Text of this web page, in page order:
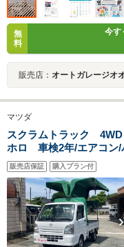
無
料
今す
販売店： オートガレージ
マツダ
スクラムトラック 4WD ガルウイング 左右両開き 幌
ホロ 車検2年/エアコン/
販売店保証 購入プラン付